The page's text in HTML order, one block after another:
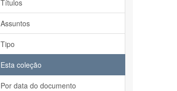
Títulos
Assuntos
Tipo
Esta coleção
Por data do documento